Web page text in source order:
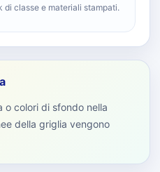
di classe e materiali stampati.
o colori di sfondo nella
della griglia vengono